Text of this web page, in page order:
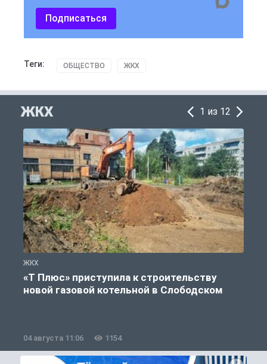
Подписаться
Теги: ОБЩЕСТВО ЖКХ
ЖКХ 1 из 12
ЖКХ
«Т Плюс» приступила к строительству
новой газовой котельной в Слободском
04 августа 11:06 1154